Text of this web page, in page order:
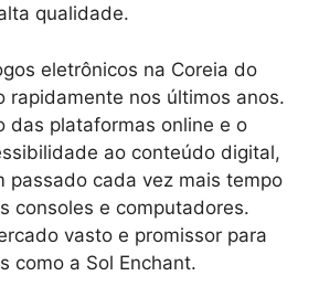
qualidade.
eletrônicos na Coreia do
rapidamente nos últimos anos.
das plataformas online e o
ao conteúdo digital,
passado cada vez mais tempo
consoles e computadores.
vasto e promissor para
como a Sol Enchant.